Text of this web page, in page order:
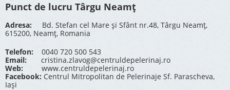
Punct de lucru Târgu Neamț
Adresa: Bd. Stefan cel Mare și Sfânt nr.48, Târgu Neamț,
615200, Neamț, Romania
Telefon: 0040 720 500 543
Email:
cristina.zlavog@centruldepelerinaj.ro
Web:
www.centruldepelerinaj.ro
Facebook: Centrul Mitropolitan de Pelerinaje Sf. Parascheva,
Iași